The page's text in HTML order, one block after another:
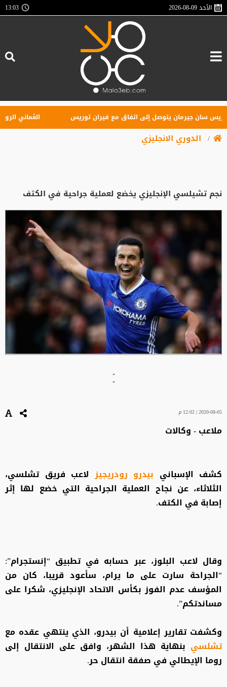
الأحد2026-08-09
13:03
سان جيرمان يتوصل إلى اتفاق مع فيران توريس العُماني الرواحي
الدوري الانجليزي
نجم تشيلسي الإنجليزي يخضع لعملية جراحية في الكتف
"
"
2020-08-05 | 12:02 م
ملاعب - وكالات
كشف الإسباني بيدرو رودريجيز لاعب فريق تشلسي،
الثلاثاء، عن نجاح العملية الجراحية التي خضع لها إثر
إصابة في الكتف.
وقال لاعب البلوز، عبر حسابه في تطبيق “إنستجرام”:
“الجراحة سارت على ما يرام، سأعود قريبا، كان من
المؤسف عدم الفوز بكأس الاتحاد الإنجليزي، شكرا على
مساندتكم”.
وكشفت تقارير إعلامية أن بيدرو، الذي ينتهي عقده مع
تشلسي بنهاية هذا الشهر، وافق على الانتقال إلى
روما الإيطالي في صفقة انتقال حر.